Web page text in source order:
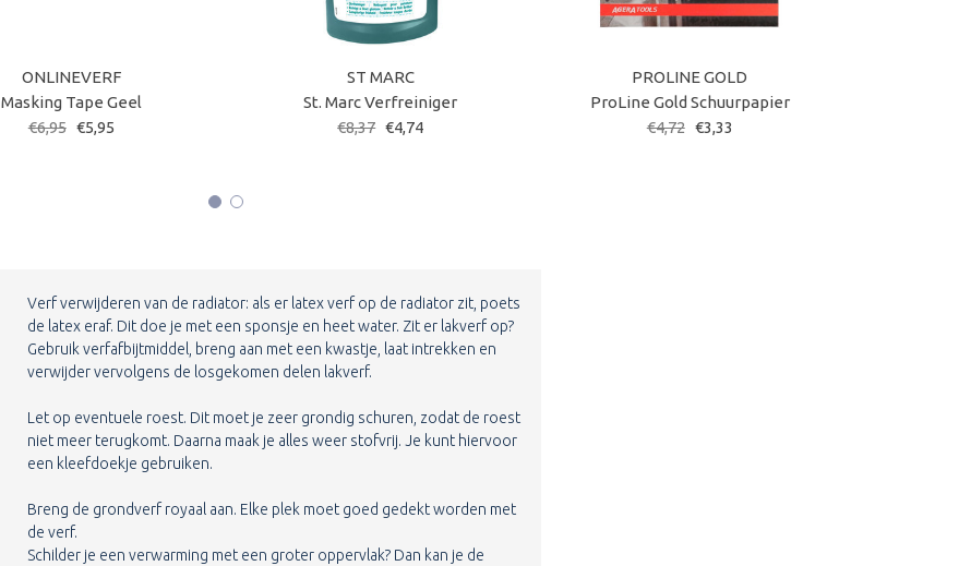
ONLINEVERF
Masking Tape Geel
€6,95 €5,95
ST MARC
St. Marc Verfreiniger
€8,37 €4,74
PROLINE GOLD
ProLine Gold Schuurpapier
€4,72 €3,33
Verf verwijderen van de radiator: als er latex verf op de radiator zit, poets
de latex eraf. Dit doe je met een sponsje en heet water. Zit er lakverf op?
Gebruik verfafbijtmiddel, breng aan met een kwastje, laat intrekken en
verwijder vervolgens de losgekomen delen lakverf.
Let op eventuele roest. Dit moet je zeer grondig schuren, zodat de roest
niet meer terugkomt. Daarna maak je alles weer stofvrij. Je kunt hiervoor
een kleefdoekje gebruiken.
Breng de grondverf royaal aan. Elke plek moet goed gedekt worden met
de verf.
Schilder je een verwarming met een groter oppervlak? Dan kan je de